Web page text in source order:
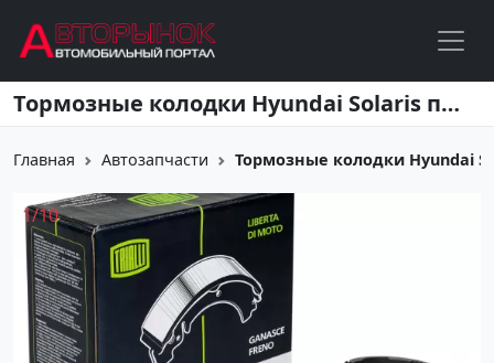
Перейти к основному содержанию Тормозные колодки Hyundai Solaris передние Краснодар
Главная Автозапчасти Тормозные колодки Hyundai
1/10